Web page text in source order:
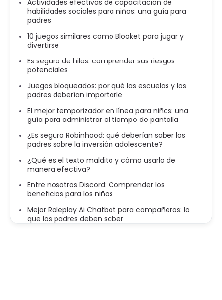
Actividades efectivas de capacitación de
habilidades sociales para niños: una guía para
padres
10 juegos similares como Blooket para jugar y
divertirse
Es seguro de hilos: comprender sus riesgos
potenciales
Juegos bloqueados: por qué las escuelas y los
padres deberían importarle
El mejor temporizador en línea para niños: una
guía para administrar el tiempo de pantalla
¿Es seguro Robinhood: qué deberían saber los
padres sobre la inversión adolescente?
¿Qué es el texto maldito y cómo usarlo de
manera efectiva?
Entre nosotros Discord: Comprender los
beneficios para los niños
Mejor Roleplay Ai Chatbot para compañeros: lo
que los padres deben saber